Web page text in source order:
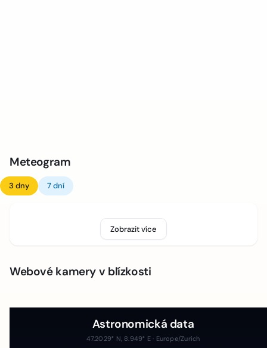
Meteogram
3 dny 7 dní
Zobrazit více
Webové kamery v blízkosti
Astronomická data
47.2029° N, 8.949° E · Europe/Zurich